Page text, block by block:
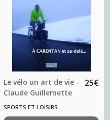
Le vélo un art de vie -
Claude Guillemette
25€
SPORTS ET LOISIRS